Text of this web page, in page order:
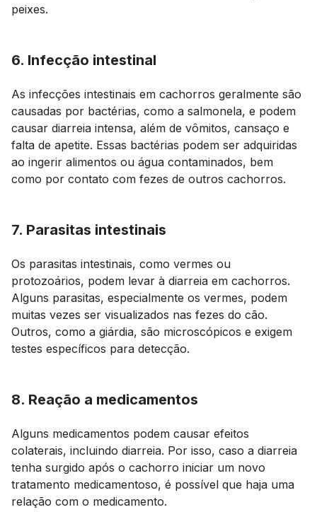
peixes.
6. Infecção intestinal
As infecções intestinais em cachorros geralmente são
causadas por bactérias, como a salmonela, e podem
causar diarreia intensa, além de vômitos, cansaço e
falta de apetite. Essas bactérias podem ser adquiridas
ao ingerir alimentos ou água contaminados, bem
como por contato com fezes de outros cachorros.
7. Parasitas intestinais
Os parasitas intestinais, como vermes ou
protozoários, podem levar à diarreia em cachorros.
Alguns parasitas, especialmente os vermes, podem
muitas vezes ser visualizados nas fezes do cão.
Outros, como a giárdia, são microscópicos e exigem
testes específicos para detecção.
8. Reação a medicamentos
Alguns medicamentos podem causar efeitos
colaterais, incluindo diarreia. Por isso, caso a diarreia
tenha surgido após o cachorro iniciar um novo
tratamento medicamentoso, é possível que haja uma
relação com o medicamento.